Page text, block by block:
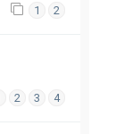
1 2
2 3 4